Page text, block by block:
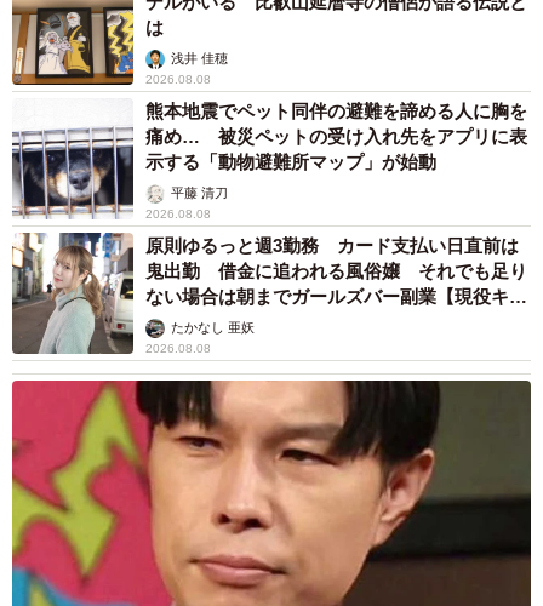
は
浅井 佳穂
2026.08.08
熊本地震でペット同伴の避難を諦める人に胸を
痛め… 被災ペットの受け入れ先をアプリに表
示する「動物避難所マップ」が始動
平藤 清刀
2026.08.08
原則ゆるっと週3勤務 カード支払い日直前は
鬼出勤 借金に追われる風俗嬢 それでも足り
ない場合は朝までガールズバー副業【現役キャ
ストに取材】
たかなし 亜妖
2026.08.08